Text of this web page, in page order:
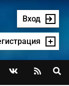
Вход
 